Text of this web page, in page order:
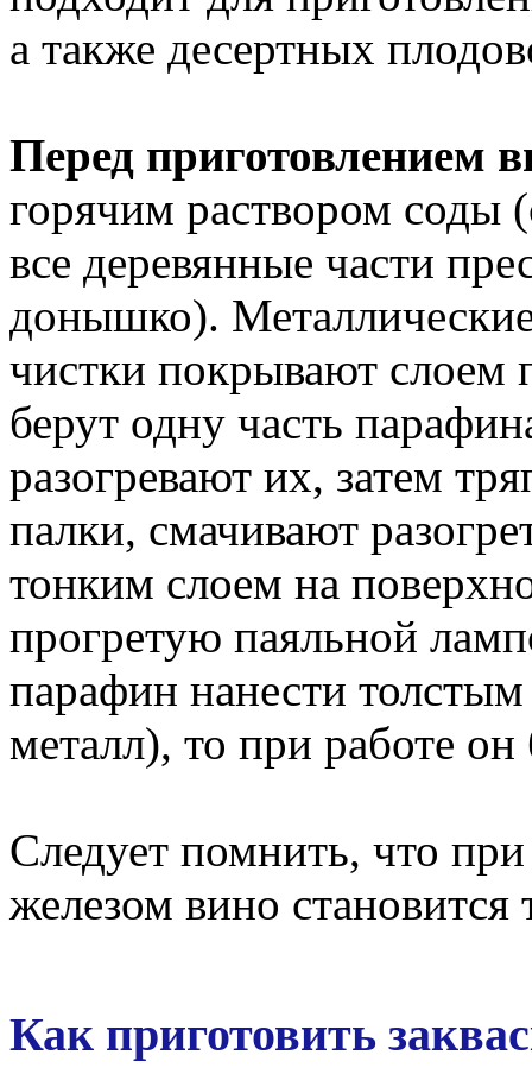
а также десертных
Перед приготовлением
горячим раствором
все деревянные части
донышко).
чистки покрывают слоем
берут одну часть
разогревают их, затем
палки, смачивают
тонким слоем на
прогретую паяльной
парафин нанести
металл), то при работе он
Следует помнить, что
железом вино
Как приготовить